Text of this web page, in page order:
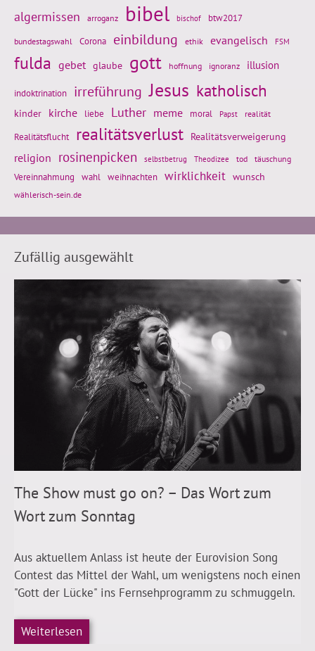
algermissen arroganz bibel bischof btw2017
bundestagswahl Corona einbildung ethik evangelisch FSM
fulda gebet glaube gott hoffnung ignoranz illusion
indoktrination irreführung Jesus katholisch
kinder kirche liebe Luther meme moral Papst realität
Realitätsflucht realitätsverlust Realitätsverweigerung
religion rosinenpicken selbstbetrug Theodizee tod täuschung
Vereinnahmung wahl weihnachten wirklichkeit wunsch
wählerisch-sein.de
Zufällig ausgewählt
The Show must go on? – Das Wort zum
Wort zum Sonntag
Aus aktuellem Anlass ist heute der Eurovision Song
Contest das Mittel der Wahl, um wenigstens noch einen
"Gott der Lücke" ins Fernsehprogramm zu schmuggeln.
Weiterlesen